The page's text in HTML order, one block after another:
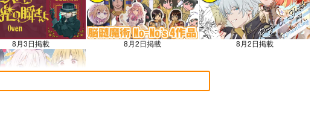
8月3日掲載 8月2日掲載 8月2日掲載